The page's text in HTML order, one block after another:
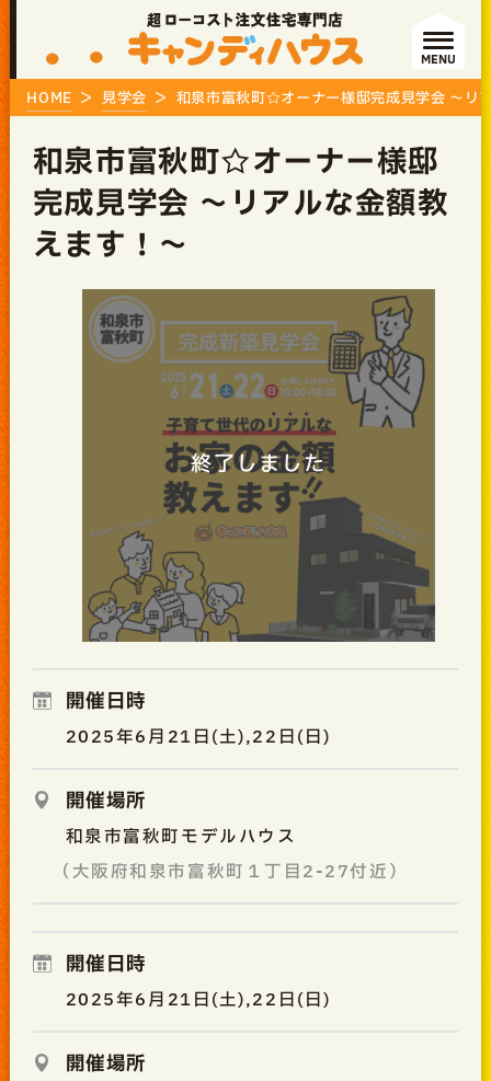
MENU
HOME 見学会 和泉市富秋町☆オーナー様邸完成見学会 ～リ
和泉市富秋町☆オーナー様邸
完成見学会 ～リアルな金額教
えます！～
終了しました
開催日時
2025年6月21日(土),22日(日)
開催場所
和泉市富秋町モデルハウス
（大阪府和泉市富秋町１丁目2-27付近）
開催日時
2025年6月21日(土),22日(日)
開催場所